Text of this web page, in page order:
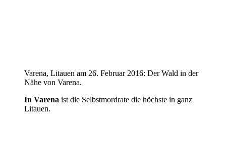
Varena, Litauen am 26. Februar 2016: Der Wald in der
Nähe von Varena.
In Varena ist die Selbstmordrate die höchste in ganz
Litauen.